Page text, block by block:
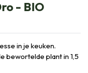
- BIO
in je keuken.
bewortelde plant in 1,5